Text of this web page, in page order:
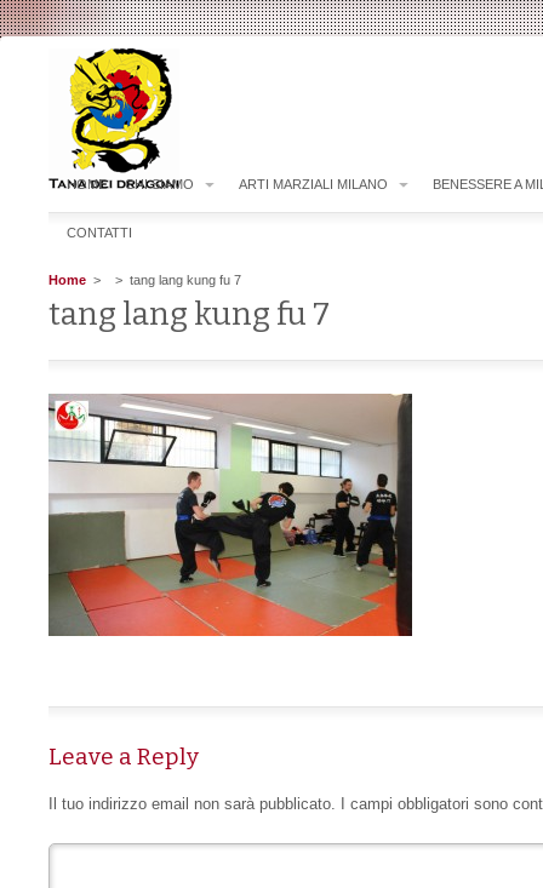
HOME CHI SIAMO ARTI MARZIALI MILANO BENESSERE A
CONTATTI
Home > > tang lang kung fu 7
tang lang kung fu 7
Leave a Reply
Il tuo indirizzo email non sarà pubblicato. I campi obbligatori sono